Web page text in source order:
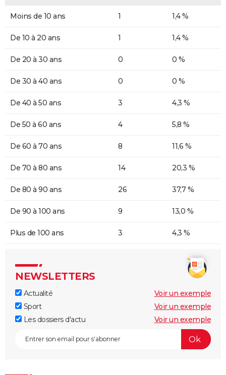
Moins de 10 ans 1 1,4 %
De 10 à 20 ans 1 1,4 %
De 20 à 30 ans 0 0 %
De 30 à 40 ans 0 0 %
De 40 à 50 ans 3 4,3 %
De 50 à 60 ans 4 5,8 %
De 60 à 70 ans 8 11,6 %
De 70 à 80 ans 14 20,3 %
De 80 à 90 ans 26 37,7 %
De 90 à 100 ans 9 13,0 %
Plus de 100 ans 3 4,3 %
NEWSLETTERS
Actualité
Voir un exemple
Sport
Voir un exemple
Les dossiers d'actu
Voir un exemple